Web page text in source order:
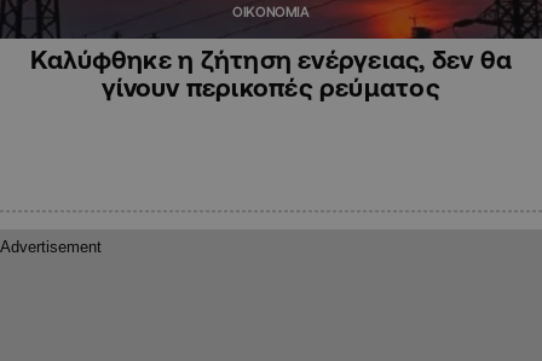
ΟΙΚΟΝΟΜΙΑ
Καλύφθηκε η ζήτηση ενέργειας, δεν θα
γίνουν περικοπές ρεύματος